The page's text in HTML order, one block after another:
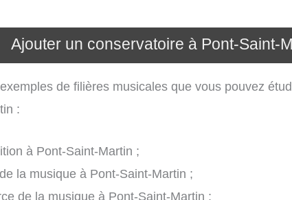
Ajouter un conservatoire à Pont-Saint-
de filières musicales que vous pouvez
:
à Pont-Saint-Martin ;
la musique à Pont-Saint-Martin ;
de la musique à Pont-Saint-Martin ;